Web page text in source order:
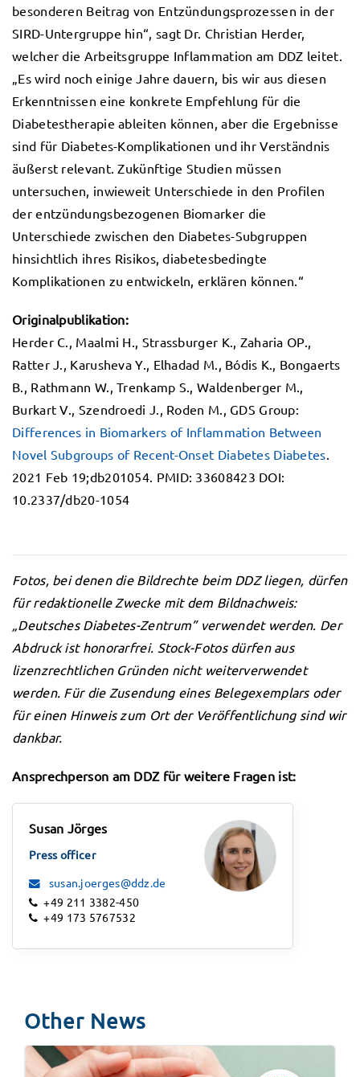
besonderen Beitrag von Entzündungsprozessen in der
SIRD-Untergruppe hin“, sagt Dr. Christian Herder,
welcher die Arbeitsgruppe Inflammation am DDZ leitet.
„Es wird noch einige Jahre dauern, bis wir aus diesen
Erkenntnissen eine konkrete Empfehlung für die
Diabetestherapie ableiten können, aber die Ergebnisse
sind für Diabetes-Komplikationen und ihr Verständnis
äußerst relevant. Zukünftige Studien müssen
untersuchen, inwieweit Unterschiede in den Profilen
der entzündungsbezogenen Biomarker die
Unterschiede zwischen den Diabetes-Subgruppen
hinsichtlich ihres Risikos, diabetesbedingte
Komplikationen zu entwickeln, erklären können.“
Originalpublikation:
Herder C., Maalmi H., Strassburger K., Zaharia OP.,
Ratter J., Karusheva Y., Elhadad M., Bódis K., Bongaerts
B., Rathmann W., Trenkamp S., Waldenberger M.,
Burkart V., Szendroedi J., Roden M., GDS Group:
Differences in Biomarkers of Inflammation Between
Novel Subgroups of Recent-Onset Diabetes Diabetes
2021 Feb 19;db201054. PMID: 33608423 DOI:
10.2337/db20-1054
Fotos, bei denen die Bildrechte beim DDZ liegen, dürfen
für redaktionelle Zwecke mit dem Bildnachweis:
„Deutsches Diabetes-Zentrum” verwendet werden. Der
Abdruck ist honorarfrei. Stock-Fotos dürfen aus
lizenzrechtlichen Gründen nicht weiterverwendet
werden. Für die Zusendung eines Belegexemplars oder
für einen Hinweis zum Ort der Veröffentlichung sind wir
dankbar.
Ansprechperson am DDZ für weitere Fragen ist:
Susan Jörges
Press officer
susan.joerges@ddz.de
+49 211 3382-450
+49 173 5767532
Other News